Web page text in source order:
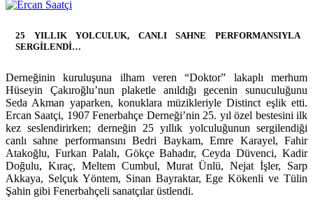
25 YILLIK YOLCULUK, CANLI SAHNE PERFORMANSIYLA
SERGİLENDİ…
Derneğinin kuruluşuna ilham veren “Doktor” lakaplı merhum
Hüseyin Çakıroğlu’nun plaketle anıldığı gecenin sunuculuğunu
Seda Akman yaparken, konuklara müzikleriyle Distinct eşlik etti.
Ercan Saatçi, 1907 Fenerbahçe Derneği’nin 25. yıl özel bestesini ilk
kez seslendirirken; derneğin 25 yıllık yolculuğunun sergilendiği
canlı sahne performansını Bedri Baykam, Emre Karayel, Fahir
Atakoğlu, Furkan Palalı, Gökçe Bahadır, Ceyda Düvenci, Kadir
Doğulu, Kıraç, Meltem Cumbul, Murat Ünlü, Nejat İşler, Sarp
Akkaya, Selçuk Yöntem, Sinan Bayraktar, Ege Kökenli ve Tülin
Şahin gibi Fenerbahçeli sanatçılar üstlendi.